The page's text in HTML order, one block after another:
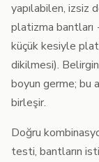
yapılabilen, izsiz
platizma
küçük kesiyle
dikilmesi).
boyun germe; bu
birleşir.
Doğru
testi, bantların